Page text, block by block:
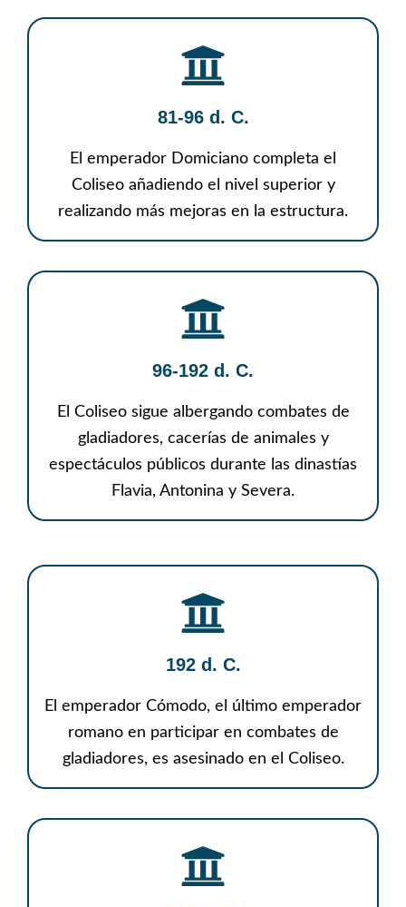
81-96 d. C.
El emperador Domiciano completa el
Coliseo añadiendo el nivel superior y
realizando más mejoras en la estructura.
96-192 d. C.
El Coliseo sigue albergando combates de
gladiadores, cacerías de animales y
espectáculos públicos durante las dinastías
Flavia, Antonina y Severa.
192 d. C.
El emperador Cómodo, el último emperador
romano en participar en combates de
gladiadores, es asesinado en el Coliseo.